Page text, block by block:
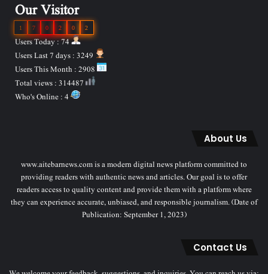
Our Visitor
2
0
2
0
7
1
Users Today : 74
About Us
www.aitebarnews.com is a modern digital news platform committed to
providing readers with authentic news and articles. Our goal is to offer
readers access to quality content and provide them with a platform where
they can experience accurate, unbiased, and responsible journalism. (Date of
Publication: September 1, 2023)
Contact Us